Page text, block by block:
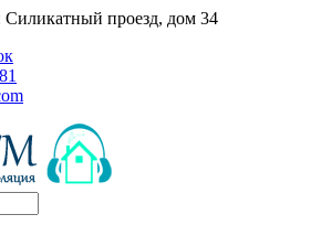
Силикатный проезд, дом 34